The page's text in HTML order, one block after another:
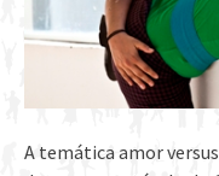
A temática amor